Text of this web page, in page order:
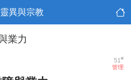
靈異與宗教
業力
51#
管理